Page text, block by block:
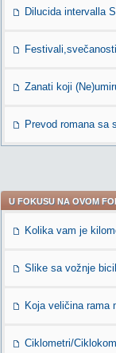
Dilucida intervalla
Zanati koji
Prevod romana sa
U FOKUSU NA OVOM
Kolika vam je
Slike sa vožnje
Koja veličina rama
Ciklometri/